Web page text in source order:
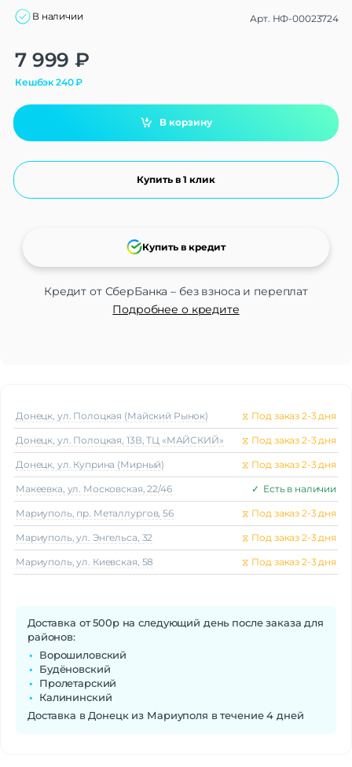
В наличии Арт. НФ-00023724
7 999 ₽
Кешбэк240₽
В корзину
Купить в 1 клик
Кредит от СберБанка – без взноса и переплат
Подробнее о кредите
Купить в кредит
Alternative:
Донецк, ул. Полоцкая (Майский Рынок) ⧖ Под заказ 2-3 дня
Донецк, ул. Полоцкая, 13В, ТЦ «МАЙСКИЙ» ⧖ Под заказ 2-3 дня
Донецк, ул. Куприна (Мирный) ⧖ Под заказ 2-3 дня
Макеeвка, ул. Московская, 22/46 ✓ Есть в наличии
Мариуполь, пр. Металлургов, 56 ⧖ Под заказ 2-3 дня
Мариуполь, ул. Энгельса, 32 ⧖ Под заказ 2-3 дня
Мариуполь, ул. Киевская, 58 ⧖ Под заказ 2-3 дня
Доставка от 500р на следующий день после заказа для
районов:
Ворошиловский
Будёновский
Пролетарский
Калининский
Доставка в Донецк из Мариуполя в течение 4 дней